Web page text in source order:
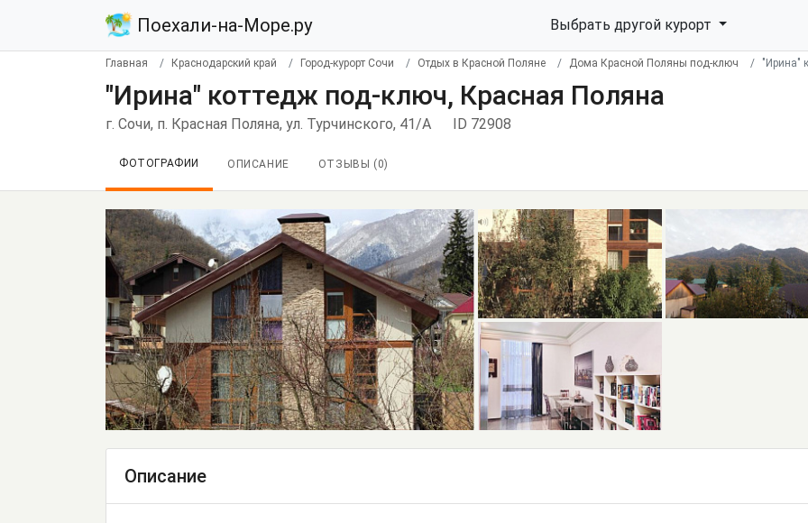
Поехали-на-Море.ру Выбрать другой курорт
Главная Краснодарский край Город-курорт Сочи Отдых в Красной Поляне Дома Красной Поляны под-ключ "Ирина"
"Ирина" коттедж под-ключ, Красная Поляна
г. Сочи, п. Красная Поляна, ул. Турчинского, 41/А ID 72908
ФОТОГРАФИИ ОПИСАНИЕ ОТЗЫВЫ ( 0)
Описание